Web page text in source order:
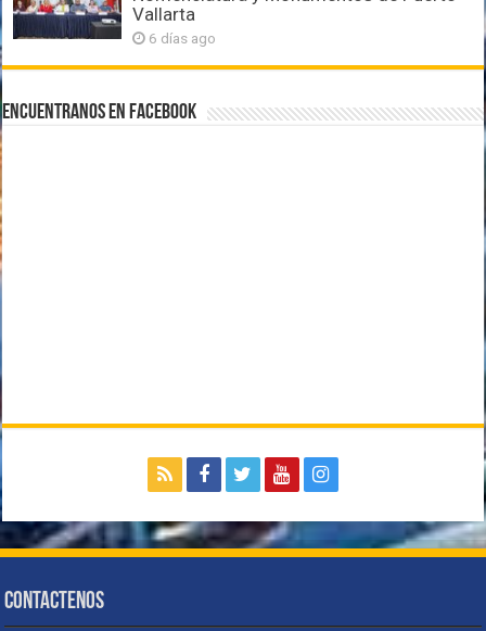
Vallarta
6 días ago
Encuentranos en Facebook
Contactenos